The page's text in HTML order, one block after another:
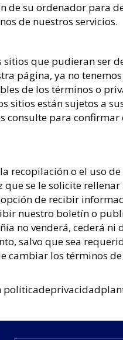
su ordenador para
de nuestros servicios.
que pudieran ser
página, ya no
de los términos o
sitios están sujetos a
para confirmar
recopilación o el uso
se le solicite
de recibir
nuestro boletín o
no venderá, cederá
salvo que sea
cambiar los términos